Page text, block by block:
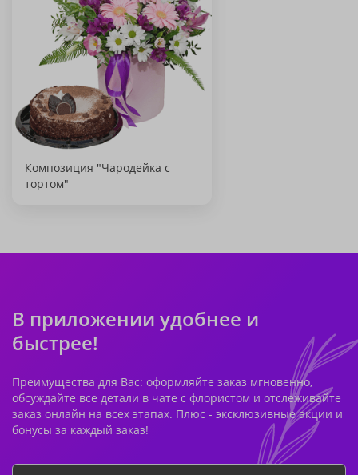
Композиция "Чародейка с
тортом"
В приложении удобнее и
быстрее!
Преимущества для Вас: оформляйте заказ мгновенно,
обсуждайте все детали в чате с флористом и отслеживайте
заказ онлайн на всех этапах. Плюс - эксклюзивные акции и
бонусы за каждый заказ!